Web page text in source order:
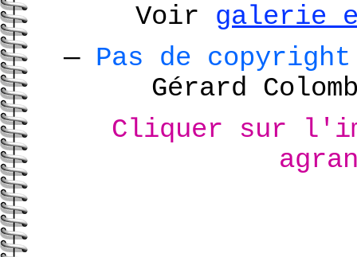
Voir galerie
— Pas de copyright
Gérard
Cliquer sur